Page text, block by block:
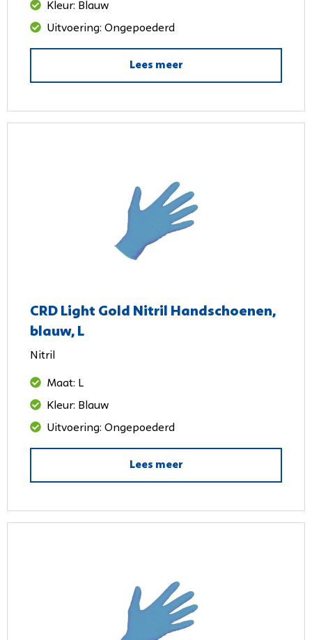
Kleur: Blauw
Uitvoering: Ongepoederd
Lees meer
CRD Light Gold Nitril Handschoenen,
blauw, L
Nitril
Maat: L
Kleur: Blauw
Uitvoering: Ongepoederd
Lees meer